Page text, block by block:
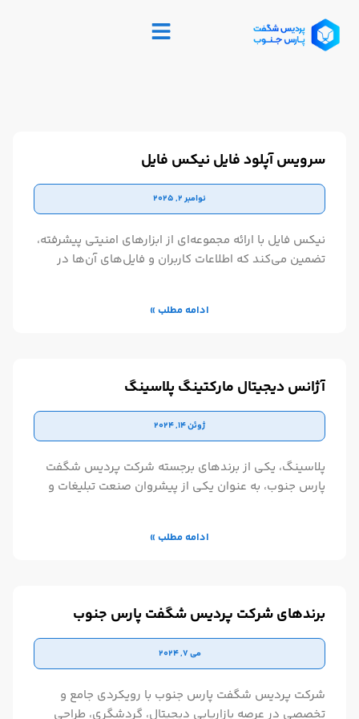
سرویس آپلود فایل نیکس فایل
نوامبر 2, 2025
نیکس فایل با ارائه مجموعه‌ای از ابزارهای امنیتی پیشرفته،
تضمین می‌کند که اطلاعات کاربران و فایل‌های آن‌ها در
امکان می‌دهد فایل‌های حساس خود را با استانداردهای
داده‌هاست. علاوه بر
ادامه مطلب »
آژانس دیجیتال مارکتینگ پلاسینگ
ژوئن 14, 2024
پلاسینگ، یکی از برندهای برجسته شرکت پردیس شگفت
پارس جنوب، به عنوان یکی از پیشروان صنعت تبلیغات و
در زمینه ساخت موشن گرافیک، تیزرهای تبلیغاتی، طراحی
ادامه مطلب »
برندهای شرکت پردیس شگفت پارس جنوب
می 7, 2024
شرکت پردیس شگفت پارس جنوب با رویکردی جامع و
تخصصی در عرصه بازاریابی دیجیتال، گردشگری، طراحی